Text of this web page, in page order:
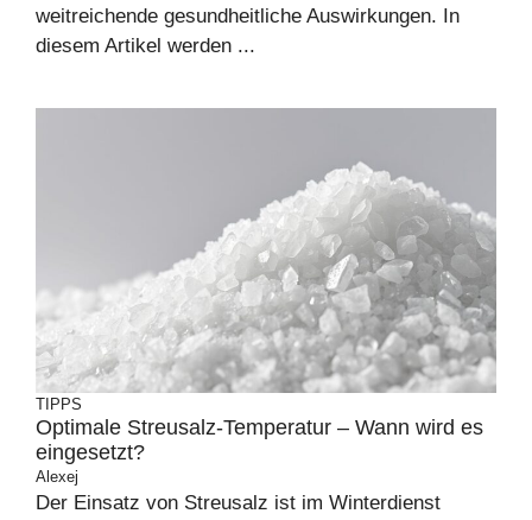
weitreichende gesundheitliche Auswirkungen. In
diesem Artikel werden ...
TIPPS
Optimale Streusalz-Temperatur – Wann wird es
eingesetzt?
Alexej
Der Einsatz von Streusalz ist im Winterdienst